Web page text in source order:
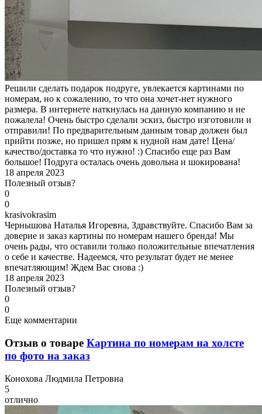
Решили сделать подарок подруге, увлекается картинами по
номерам, но к сожалению, то что она хочет-нет нужного
размера. В интернете наткнулась на данную компанию и не
пожалела! Очень быстро сделали эскиз, быстро изготовили и
отправили! По предварительным данным товар должен был
прийти позже, но пришел прям к нудной нам дате! Цена/
качество/доставка то что нужно! :) Спасибо еще раз Вам
большое! Подруга осталась очень довольна и шокирована!
18 апреля 2023
Полезный отзыв?
0
0
krasivokrasim
Чернышова Наталья Игоревна, Здравствуйте. Спасибо Вам за
доверие и заказ картины по номерам нашего бренда! Мы
очень рады, что оставили только положительные впечатления
о себе и качестве. Надеемся, что результат будет не менее
впечатляющим! Ждем Вас снова :)
18 апреля 2023
Полезный отзыв?
0
0
Еще комментарии
Отзыв о товаре Картина по номерам на холсте
по фото на заказ
Конохова Людмила Петровна
5
отлично